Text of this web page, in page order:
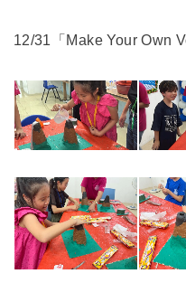
12/31「Make Your Own